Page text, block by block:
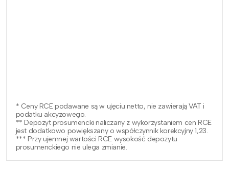
* Ceny RCE podawane są w ujęciu netto, nie zawierają VAT i
podatku akcyzowego.
** Depozyt prosumencki naliczany z wykorzystaniem cen RCE
jest dodatkowo powiększany o współczynnik korekcyjny 1,23.
*** Przy ujemnej wartości RCE wysokość depozytu
prosumenckiego nie ulega zmianie.